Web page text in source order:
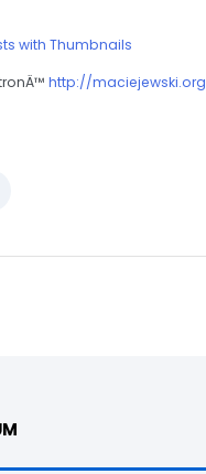
http://maciejewski.org